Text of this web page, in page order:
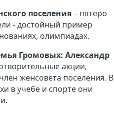
поселения– пятеро
- достойный пример
олимпиадах.
Громовых: Александр
акции,
женсовета поселения. В
в учебе и спорте они